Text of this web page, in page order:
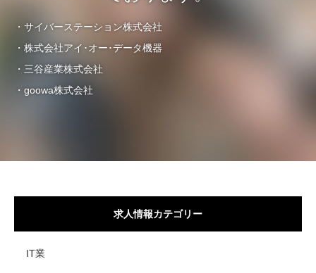
・サイバーステーション株式会社
・株式会社アイ･オー･データ機器
・三谷産業株式会社
・goowa株式会社
求人情報カテゴリー
IT業